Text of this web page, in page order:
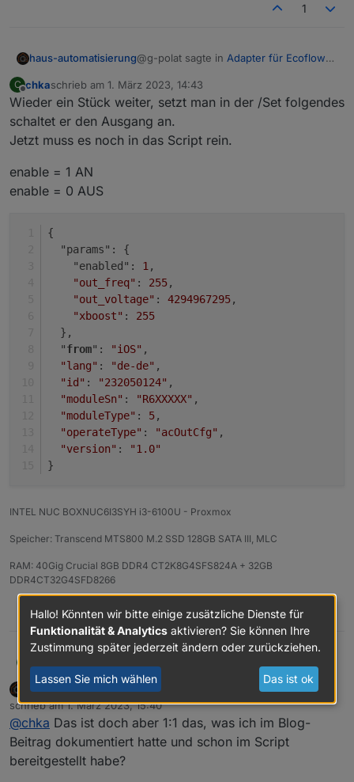
1
haus-automatisierung@g-polat sagte in Adapter für Ecoflow
Kann bitte nochmal jemand für
dummy's erklären wie wie genau
die Schaltbefehle abgesetzt
werden.
Es wird ein JSON-String auf dem
entsprechenden Topic gepublished. Wie
C
Offline
chkaschrieb am 1. März 2023, 14:43
zuletzt editiert von
Wieder ein Stück weiter, setzt man in der /Set folgendes
schaltet er den Ausgang an.
Jetzt muss es noch in das Script rein.
enable = 1 AN
enable = 0 AUS
{
  "params": {
    "enabled":
1,
"out_freq" : 255,
"out_voltage" : 4294967295,
"xboost" : 255
  },
  "
from": "iOS" ,
"lang" : "de-de" ,
"id" : "232050124" ,
"moduleSn" : "R6XXXXX" ,
"moduleType" : 5,
"operateType" : "acOutCfg" ,
"version" :
"1.0"
}
INTEL NUC BOXNUC6I3SYH i3-6100U - Proxmox
Speicher: Transcend MTS800 M.2 SSD 128GB SATA III, MLC
RAM: 40Gig Crucial 8GB DDR4 CT2K8G4SFS824A + 32GB
DDR4CT32G4SFD8266
0
schaltet er den Ausgang an.
Jetzt muss es noch in das Script rein.
enable = 1 AN
enable = 0 AUS
{
  "params": {
    "enabled": 1,
    "out_freq": 255,
Offline
haus-automatisierung DEVELOPER MOST ACTIVE
schrieb am1. März 2023, 15:40
zuletzt editiert von
@chka Das ist doch aber 1:1 das, was ich im Blog-
Beitrag dokumentiert hatte und schon im Script
bereitgestellt habe?
Hallo! Könnten wir bitte einige zusätzliche Dienste für
Funktionalität & Analytics aktivieren? Sie können Ihre
Zustimmung später jederzeit ändern oder zurückziehen.
Lassen Sie mich wählen Das ist ok